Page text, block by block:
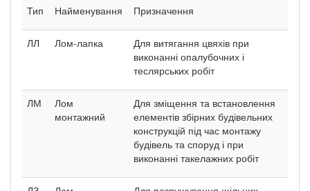
Тип Найменування Призначення
ЛЛ Лом-лапка
Для витягання цвяхів при
виконанні опалубочних і
теслярських робіт
ЛМ
Лом
монтажний
Для зміщення та встановлення
елементів збірних будівельних
конструкцій під час монтажу
будівель та споруд і при
виконанні такелажних робіт